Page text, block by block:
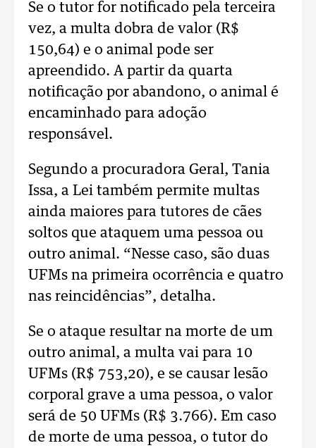
Se o tutor for notificado pela terceira
vez, a multa dobra de valor (R$
150,64) e o animal pode ser
apreendido. A partir da quarta
notificação por abandono, o animal é
encaminhado para adoção
responsável.
Segundo a procuradora Geral, Tania
Issa, a Lei também permite multas
ainda maiores para tutores de cães
soltos que ataquem uma pessoa ou
outro animal. “Nesse caso, são duas
UFMs na primeira ocorrência e quatro
nas reincidências”, detalha.
Se o ataque resultar na morte de um
outro animal, a multa vai para 10
UFMs (R$ 753,20), e se causar lesão
corporal grave a uma pessoa, o valor
será de 50 UFMs (R$ 3.766). Em caso
de morte de uma pessoa, o tutor do